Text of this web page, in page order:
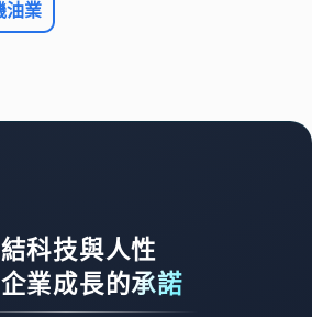
油業
科技與人性
業成長的承諾